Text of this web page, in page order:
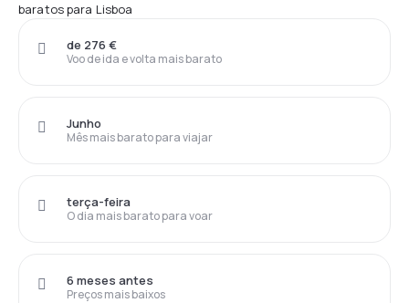
baratos para Lisboa
Voo de ida e volta mais barato
de 276 €
Mês mais barato para viajar
Junho
O dia mais barato para voar
terça-feira
Preços mais baixos
6 meses antes